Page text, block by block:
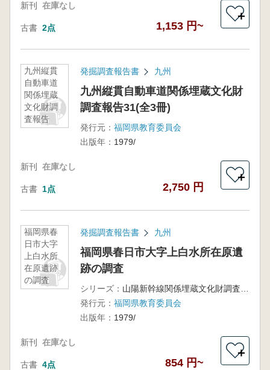
新刊 在庫なし
古書 2点 1,153 円~
＋
九州縦貫
自動車道
関係埋蔵
文化財調
査報告
31(全3冊)
発掘調査報告書 九州
九州縦貫自動車道関係埋蔵文化財
調査報告31(全3冊)
発行元： 福岡県教育委員会
出版年： 1979/
新刊 在庫なし
古書 1点 2,750 円
＋
福岡県春
日市大字
上白水所
在原遺跡
の調査
発掘調査報告書 九州
福岡県春日市大字上白水所在原遺
跡の調査
シリーズ：
発行元： 福岡県教育委員会
出版年： 1979/
新刊 在庫なし
古書 4点 854 円~
＋